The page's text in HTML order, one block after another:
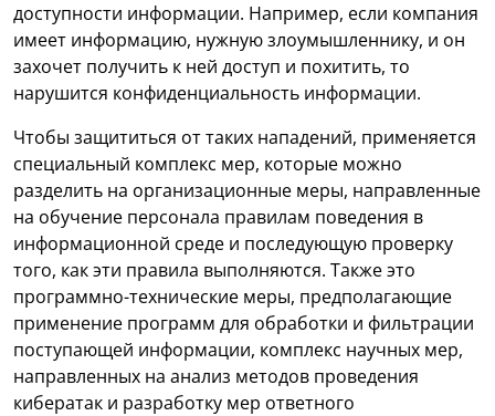
доступности информации. Например, если компания
имеет информацию, нужную злоумышленнику, и он
захочет получить к ней доступ и похитить, то
нарушится конфиденциальность информации.
Чтобы защититься от таких нападений, применяется
специальный комплекс мер, которые можно
разделить на организационные меры, направленные
на обучение персонала правилам поведения в
информационной среде и последующую проверку
того, как эти правила выполняются. Также это
программно-технические меры, предполагающие
применение программ для обработки и фильтрации
поступающей информации, комплекс научных мер,
направленных на анализ методов проведения
кибератак и разработку мер ответного